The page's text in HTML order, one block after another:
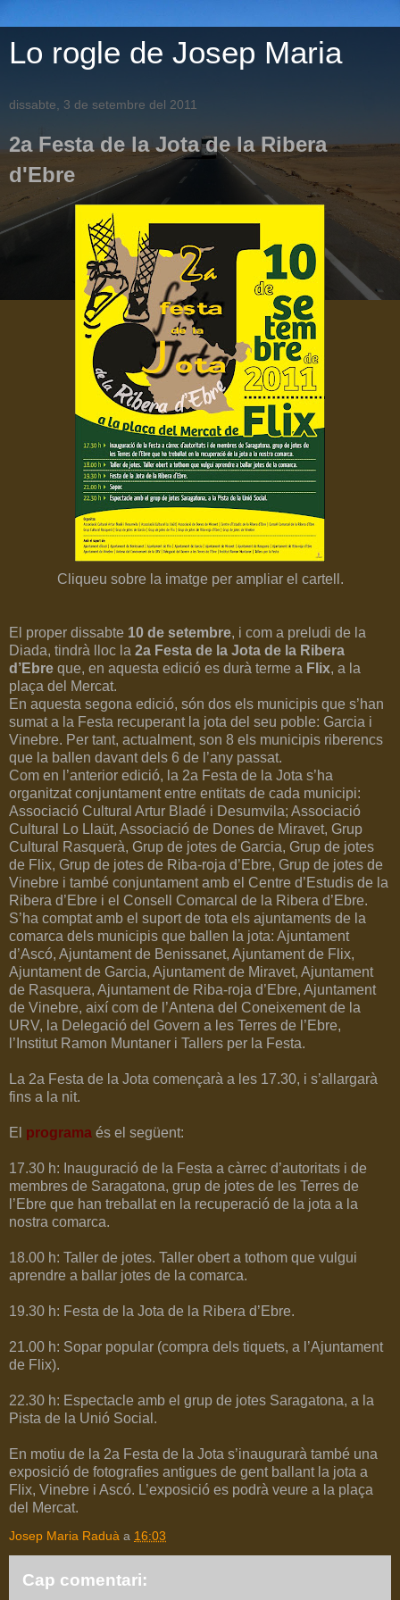
Lo rogle de Josep Maria
dissabte, 3 de setembre del 2011
2a Festa de la Jota de la Ribera
d'Ebre
Cliqueu sobre la imatge per ampliar el cartell.
El proper dissabte 10 de setembre, i com a preludi de la
Diada, tindrà lloc la 2a Festa de la Jota de la Ribera
d’Ebre que, en aquesta edició es durà terme a Flix, a la
plaça del Mercat.
En aquesta segona edició, són dos els municipis que s’han
sumat a la Festa recuperant la jota del seu poble: Garcia i
Vinebre. Per tant, actualment, son 8 els municipis riberencs
que la ballen davant dels 6 de l’any passat.
Com en l’anterior edició, la 2a Festa de la Jota s’ha
organitzat conjuntament entre entitats de cada municipi:
Associació Cultural Artur Bladé i Desumvila; Associació
Cultural Lo Llaüt, Associació de Dones de Miravet, Grup
Cultural Rasquerà, Grup de jotes de Garcia, Grup de jotes
de Flix, Grup de jotes de Riba-roja d’Ebre, Grup de jotes de
Vinebre i també conjuntament amb el Centre d’Estudis de la
Ribera d’Ebre i el Consell Comarcal de la Ribera d’Ebre.
S’ha comptat amb el suport de tota els ajuntaments de la
comarca dels municipis que ballen la jota: Ajuntament
d’Ascó, Ajuntament de Benissanet, Ajuntament de Flix,
Ajuntament de Garcia, Ajuntament de Miravet, Ajuntament
de Rasquera, Ajuntament de Riba-roja d’Ebre, Ajuntament
de Vinebre, així com de l’Antena del Coneixement de la
URV, la Delegació del Govern a les Terres de l’Ebre,
l’Institut Ramon Muntaner i Tallers per la Festa.
La 2a Festa de la Jota començarà a les 17.30, i s’allargarà
fins a la nit.
El programa és el següent:
17.30 h: Inauguració de la Festa a càrrec d’autoritats i de
membres de Saragatona, grup de jotes de les Terres de
l’Ebre que han treballat en la recuperació de la jota a la
nostra comarca.
18.00 h: Taller de jotes. Taller obert a tothom que vulgui
aprendre a ballar jotes de la comarca.
19.30 h: Festa de la Jota de la Ribera d’Ebre.
21.00 h: Sopar popular (compra dels tiquets, a l’Ajuntament
de Flix).
22.30 h: Espectacle amb el grup de jotes Saragatona, a la
Pista de la Unió Social.
En motiu de la 2a Festa de la Jota s’inaugurarà també una
exposició de fotografies antigues de gent ballant la jota a
Flix, Vinebre i Ascó. L’exposició es podrà veure a la plaça
del Mercat.
Josep Maria Raduà a 16:03
Cap comentari: